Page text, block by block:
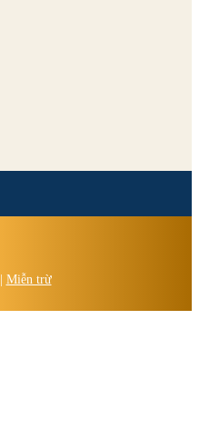
Miễn trừ